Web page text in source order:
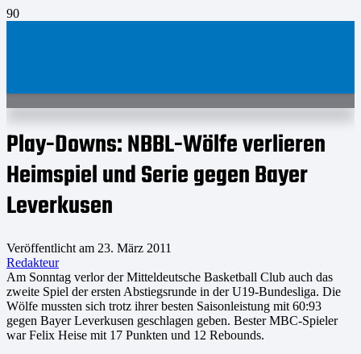
Play-Downs: NBBL-Wölfe verlieren
Heimspiel und Serie gegen Bayer
Leverkusen
Veröffentlicht am 23. März 2011
Redakteur
Am Sonntag verlor der Mitteldeutsche Basketball Club auch das
zweite Spiel der ersten Abstiegsrunde in der U19-Bundesliga. Die
Wölfe mussten sich trotz ihrer besten Saisonleistung mit 60:93
gegen Bayer Leverkusen geschlagen geben. Bester MBC-Spieler
war Felix Heise mit 17 Punkten und 12 Rebounds.